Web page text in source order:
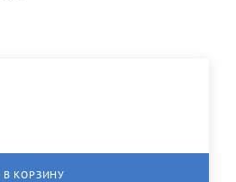
В КОРЗИНУ